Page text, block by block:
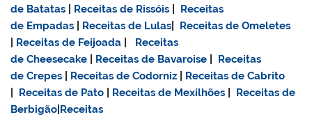
de Batatas
Receitas de Rissóis
Receitas
de Empadas
Receitas de Lulas
Receitas de Omeletes
Receitas de Feijoada
Receitas
de Cheesecake
Receitas de Bavaroise
Receitas
de Crepes
Receitas de Codorniz
Receitas de Cabrito
Receitas de Pato Receitas de Mexilhões
Receitas de
Berbigão Receitas